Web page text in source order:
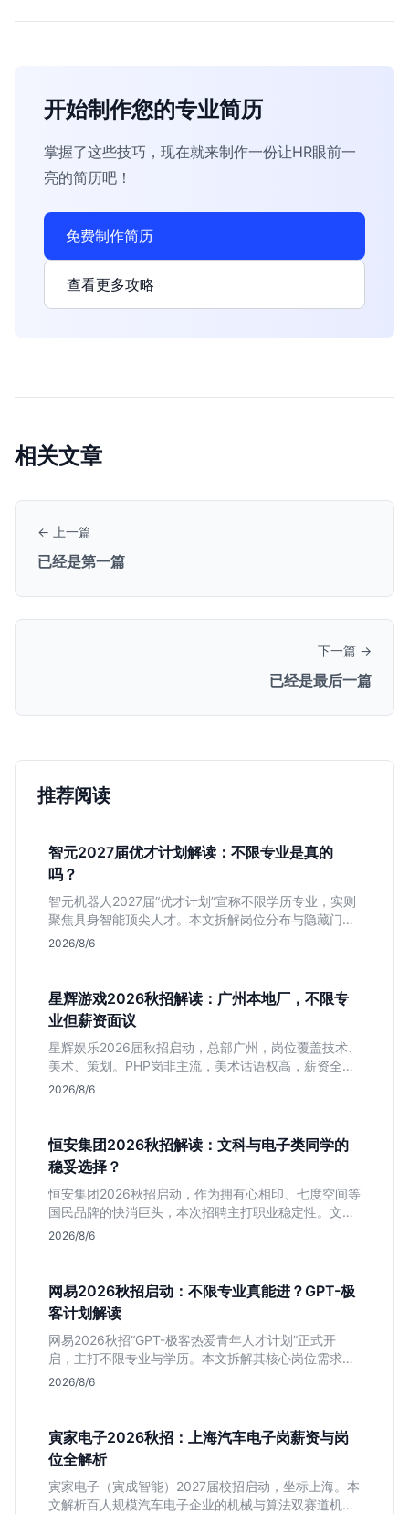
开始制作您的专业简历
掌握了这些技巧，现在就来制作一份让HR眼前一
亮的简历吧！
免费制作简历
查看更多攻略
相关文章
← 上一篇
已经是第一篇
下一篇 →
已经是最后一篇
推荐阅读
智元2027届优才计划解读：不限专业是真的
吗？
智元机器人2027届“优才计划”宣称不限学历专业，实则
聚焦具身智能顶尖人才。本文拆解岗位分布与隐藏门
槛，分析算法、仿真等核心方向，帮你判断是否值得投
2026/8/6
星辉游戏2026秋招解读：广州本地厂，不限专
业但薪资面议
星辉娱乐2026届秋招启动，总部广州，岗位覆盖技术、
美术、策划。PHP岗非主流，美术话语权高，薪资全面
面议。适合想接触项目全流程的应届生，追求大厂光环
2026/8/6
恒安集团2026秋招解读：文科与电子类同学的
稳妥选择？
恒安集团2026秋招启动，作为拥有心相印、七度空间等
国民品牌的快消巨头，本次招聘主打职业稳定性。文章
深度解析管培生项目，明确文商科主攻品牌营销、理工
2026/8/6
网易2026秋招启动：不限专业真能进？GPT-极
客计划解读
网易2026秋招“GPT-极客热爱青年人才计划”正式开
启，主打不限专业与学历。本文拆解其核心岗位需求
（技术研发、游戏策划、算法），分析非科班同学的投
2026/8/6
寅家电子2026秋招：上海汽车电子岗薪资与岗
位全解析
寅家电子（寅成智能）2027届校招启动，坐标上海。本
文解析百人规模汽车电子企业的机械与算法双赛道机